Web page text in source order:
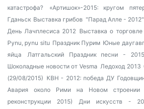
катастрофа?
«Артишок»-2015: кругом
Гданьск Выставка грибов "Парад Алле - 2012"
День Лачплесиса 2012 Выставка о
Pynu, pynu situ Праздник Пурим Юные
яйца
Латгальский Праздник песни - 2015
Шоколадные новости от Vesma Ледоход 2013
(29/08/2015) КВН - 2012: победа ДУ
Авария около Рими на Новом строении
реконструкции 2015)
Дни искусств -